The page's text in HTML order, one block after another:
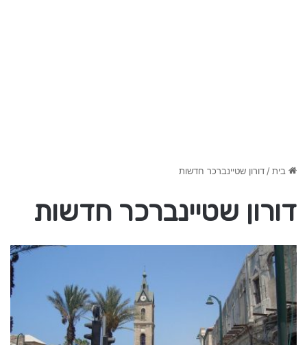
בית/דורון שטיינברכר חדשות
דורון שטיינברכר חדשות